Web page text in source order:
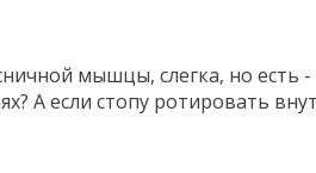
мышцы, слегка, но
А если стопу